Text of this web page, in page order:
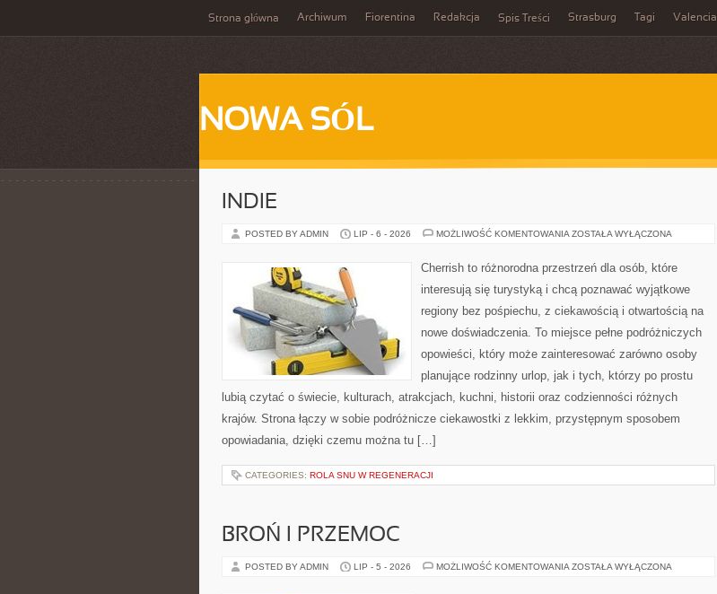
Strona główna Archiwum Fiorentina Redakcja Spis Treści Strasburg Tagi Valencia
NOWA SÓL
INDIE
POSTED BY ADMIN LIP - 6 - 2026 MOŻLIWOŚĆ KOMENTOWANIA INDIE
ZOSTAŁA WYŁĄCZONA
Cherrish to różnorodna przestrzeń dla osób, które
interesują się turystyką i chcą poznawać wyjątkowe
regiony bez pośpiechu, z ciekawością i otwartością na
nowe doświadczenia. To miejsce pełne podróżniczych
opowieści, który może zainteresować zarówno osoby
planujące rodzinny urlop, jak i tych, którzy po prostu
lubią czytać o świecie, kulturach, atrakcjach, kuchni, historii oraz codzienności różnych
krajów. Strona łączy w sobie podróżnicze ciekawostki z lekkim, przystępnym sposobem
opowiadania, dzięki czemu można tu […]
CATEGORIES: ROLA SNU W REGENERACJI
BROŃ I PRZEMOC
POSTED BY ADMIN LIP - 5 - 2026 MOŻLIWOŚĆ KOMENTOWANIA BROŃ
ZOSTAŁA WYŁĄCZONA